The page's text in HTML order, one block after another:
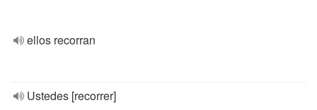
ellos recorran
Ustedes [recorrer]